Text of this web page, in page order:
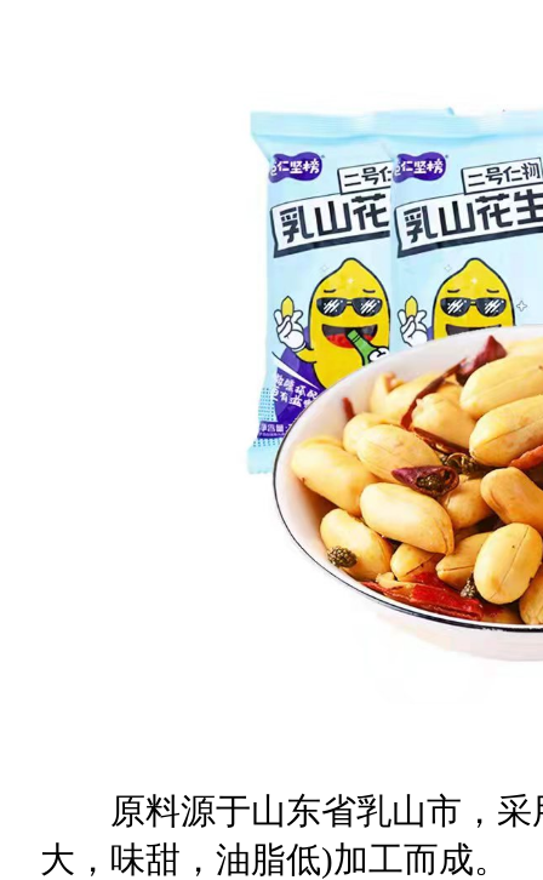
原料源于山东省乳山市，采
大，味甜，油脂低)加工而成。